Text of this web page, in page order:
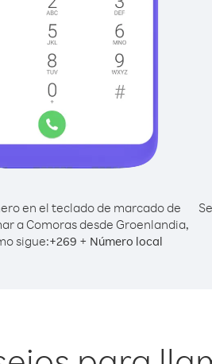
en el teclado de marcado de
a Comoras desde Groenlandia,
sigue:+269 + Número local